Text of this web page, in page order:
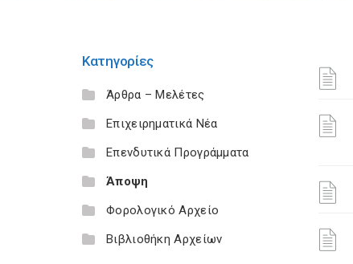
Κατηγορίες
Άρθρα – Μελέτες
Επιχειρηματικά Νέα
Επενδυτικά Προγράμματα
Άποψη
Φορολογικό Αρχείο
Βιβλιοθήκη Αρχείων